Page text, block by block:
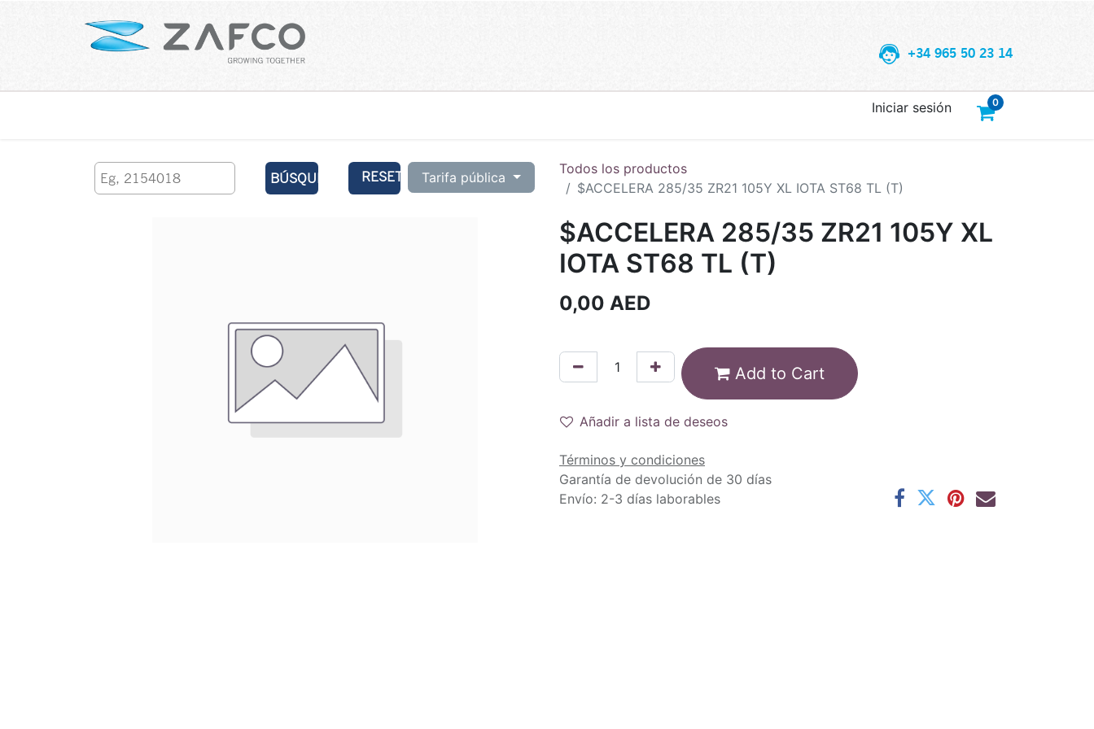
+34 965 50 23 14
0
Iniciar sesión
BÚSQUEDA RESET Tarifa pública
Todos los productos
$ACCELERA 285/35 ZR21 105Y XL IOTA ST68 TL (T)
$ACCELERA 285/35 ZR21 105Y XL
IOTA ST68 TL (T)
0,00 AED
Add to Cart
Añadir a lista de deseos
Términos y condiciones
Garantía de devolución de 30 días
Envío: 2-3 días laborables